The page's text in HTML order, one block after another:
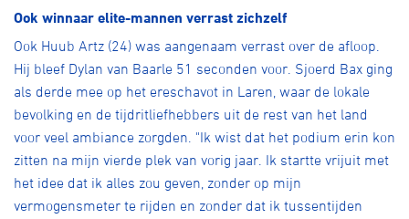
Ook winnaar elite-mannen verrast zichzelf
Ook Huub Artz (24) was aangenaam verrast over de afloop.
Hij bleef Dylan van Baarle 51 seconden voor. Sjoerd Bax ging
als derde mee op het ereschavot in Laren, waar de lokale
bevolking en de tijdritliefhebbers uit de rest van het land
voor veel ambiance zorgden. "Ik wist dat het podium erin kon
zitten na mijn vierde plek van vorig jaar. Ik startte vrijuit met
het idee dat ik alles zou geven, zonder op mijn
vermogensmeter te rijden en zonder dat ik tussentijden